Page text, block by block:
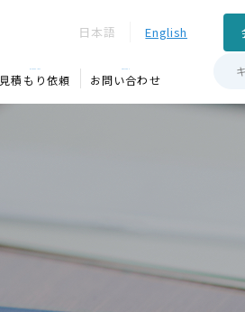
日本語 English
見積もり依頼 お問い合わせ